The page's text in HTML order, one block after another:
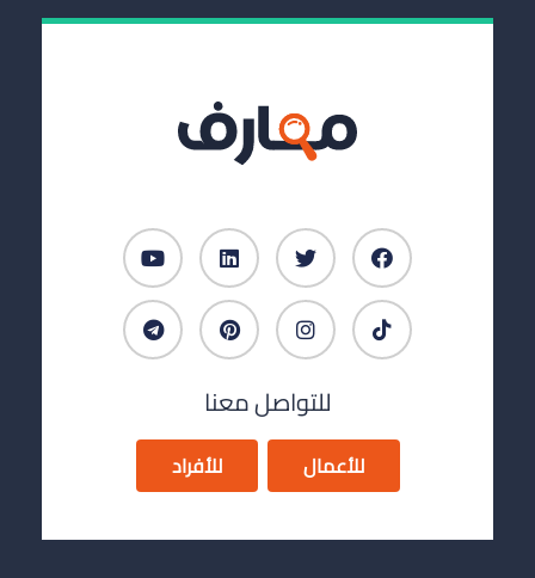
للتواصل معنا
للأعمال للأفراد